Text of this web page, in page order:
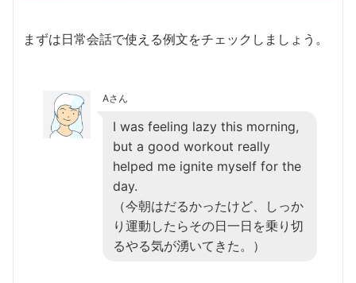
まずは日常会話で使える例文をチェックしましょう。
Aさん
I was feeling lazy this morning,
but a good workout really
helped me ignite myself for the
day.
（今朝はだるかったけど、しっか
り運動したらその日一日を乗り切
るやる気が湧いてきた。）